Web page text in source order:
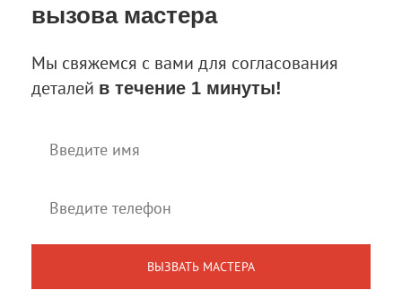
вызова мастера
Мы свяжемся с вами для согласования
деталей в течение 1 минуты!